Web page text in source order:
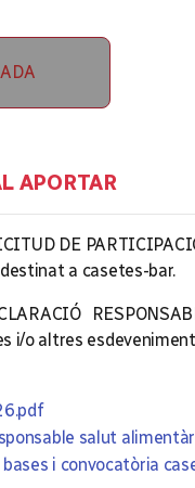
APORTAR
DE
a casetes-bar.
i/o altres
salut
i convocatòria